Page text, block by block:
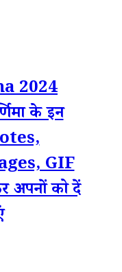
2024
के इन
GIF
को दें